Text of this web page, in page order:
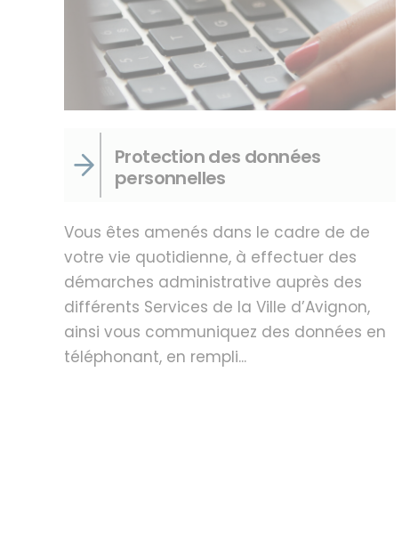
Protection des données
personnelles
Vous êtes amenés dans le cadre de de
votre vie quotidienne, à effectuer des
démarches administrative auprès des
différents Services de la Ville d’Avignon,
ainsi vous communiquez des données en
téléphonant, en rempli...